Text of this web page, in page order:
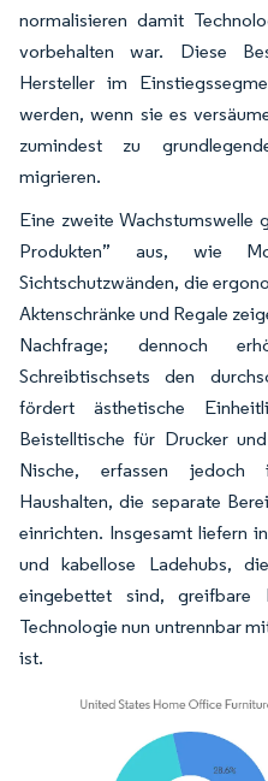
normalisieren damit
vorbehalten war. Diese
Hersteller im
werden, wenn sie es
zumindest zu
migrieren.
Eine zweite Wachstumswelle
Produkten” aus, wie
Sichtschutzwänden, die
Aktenschränke und Regale
Nachfrage; dennoch
Schreibtischsets den
fördert ästhetische
Beistelltische für Drucker
Nische, erfassen jedoch
Haushalten, die separate
einrichten. Insgesamt liefern
und kabellose Ladehubs,
eingebettet sind, greifbare
Technologie nun untrennbar
ist.